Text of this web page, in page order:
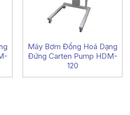
Máy Bơm Đồng Hoá Dạng
Đứng Carten Pump HDM-
120